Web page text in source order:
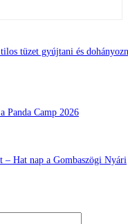
tüzet gyújtani és
Panda Camp 2026
Hat nap a Gombaszögi Nyári